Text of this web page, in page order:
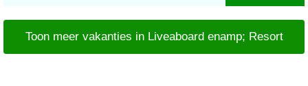
Toon meer vakanties in Liveaboard enamp; Resort